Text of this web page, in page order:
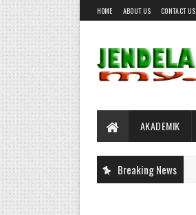
HOME ABOUT US CONTACT US
AKADEMIK
Breaking News